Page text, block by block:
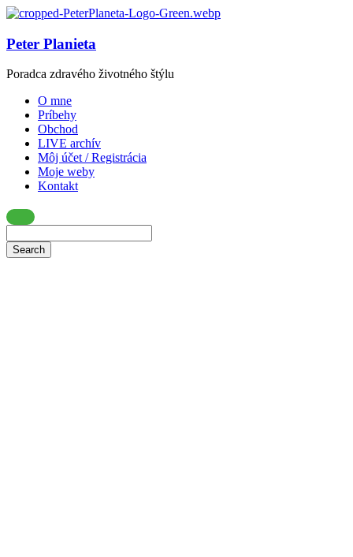
Peter Planieta
Poradca zdravého životného štýlu
O mne
Príbehy
Obchod
LIVE archív
Môj účet / Registrácia
Moje weby
Kontakt